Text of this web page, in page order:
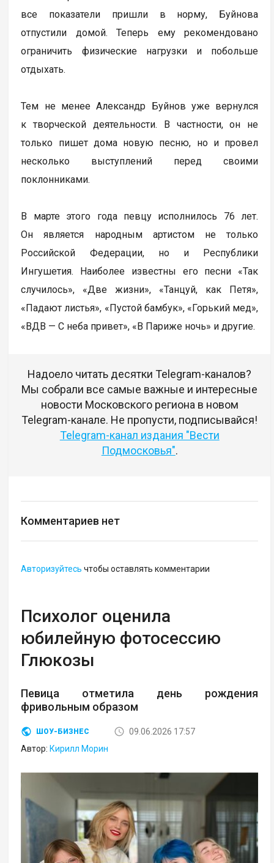
все показатели пришли в норму, Буйнова
отпустили домой. Теперь ему рекомендовано
ограничить физические нагрузки и побольше
отдыхать.
Тем не менее Александр Буйнов уже вернулся
к творческой деятельности. В частности, он не
только пишет дома новую песню, но и провел
несколько выступлений перед своими
поклонниками.
В марте этого года певцу исполнилось 76 лет.
Он является народным артистом не только
Российской Федерации, но и Республики
Ингушетия. Наиболее известны его песни «Так
случилось», «Две жизни», «Танцуй, как Петя»,
«Падают листья», «Пустой бамбук», «Горький мед»,
«ВДВ — С неба привет», «В Париже ночь» и другие.
Надоело читать десятки Telegram-каналов?
Мы собрали все самые важные и интересные
новости Московского региона в новом
Telegram-канале. Не пропусти, подписывайся!
Telegram-канал издания "Вести
Подмосковья".
Комментариев нет
Авторизуйтесь чтобы оставлять комментарии
Психолог оценила
юбилейную фотосессию
Глюкозы
Певица отметила день рождения
фривольным образом
ШОУ-БИЗНЕС
09.06.2026 17:57
Автор:Кирилл Морин